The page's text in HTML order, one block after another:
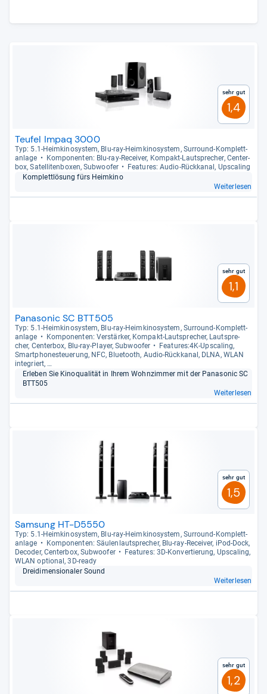
Sehr gut
1,4
Teufel Impaq 3000
Typ: 5.1-​Heim­ki­no­sys­tem, Blu-​ray-​Heim­ki­no­sys­tem, Sur­round-​Kom­plett­
an­lage
Kom­po­nen­ten: Blu-​ray-​Recei­ver, Kom­pakt-​Laut­spre­cher, Cen­ter­
box, Satel­li­ten­bo­xen, Sub­woofer
Fea­tu­res: Audio-​Rück­ka­nal, Ups­ca­ling
Kom­plett­lö­sung fürs Heim­kino
Weiterlesen
Sehr gut
1,1
Panasonic SC BTT505
Typ: 5.1-​Heim­ki­no­sys­tem, Blu-​ray-​Heim­ki­no­sys­tem, Sur­round-​Kom­plett­
an­lage
Kom­po­nen­ten: Ver­stär­ker, Kom­pakt-​Laut­spre­cher, Laut­spre­
cher, Cen­ter­box, Blu-​ray-​Player, Sub­woofer
Fea­tu­res:4K-​Ups­ca­ling,
Smart­pho­ne­steue­rung, NFC, Blue­tooth, Audio-​Rück­ka­nal, DLNA, WLAN
inte­griert, …
Erle­ben Sie Kino­qua­li­tät in Ihrem Wohn­zim­mer mit der Pana­so­nic SC
BTT505
Weiterlesen
Sehr gut
1,5
Samsung HT-D5550
Typ: 5.1-​Heim­ki­no­sys­tem, Blu-​ray-​Heim­ki­no­sys­tem, Sur­round-​Kom­plett­
an­lage
Kom­po­nen­ten: Säu­len­laut­spre­cher, Blu-​ray-​Recei­ver, iPod-​Dock,
Deco­der, Cen­ter­box, Sub­woofer
Fea­tu­res: 3D-​Kon­ver­tie­rung, Ups­ca­ling,
WLAN optio­nal, 3D-​ready
Drei­di­men­sio­na­ler Sound
Weiterlesen
Sehr gut
1,2